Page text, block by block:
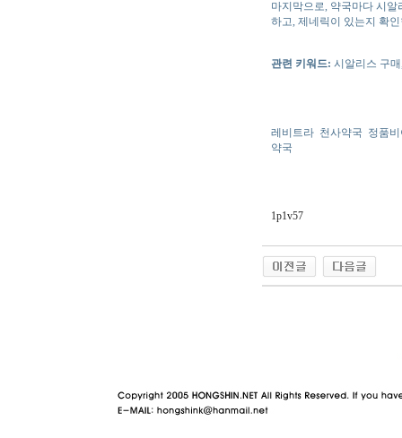
마지막으로, 약국마다 시
하고, 제네릭이 있는지 확
관련 키워드: 시알리스 구
레비트라 천사약국 정품
약국
1p1v57